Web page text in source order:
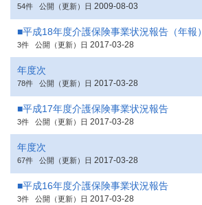
54件 公開（更新）日 2009-08-03
■平成18年度介護保険事業状況報告（年報）
3件 公開（更新）日 2017-03-28
年度次
78件 公開（更新）日 2017-03-28
■平成17年度介護保険事業状況報告
3件 公開（更新）日 2017-03-28
年度次
67件 公開（更新）日 2017-03-28
■平成16年度介護保険事業状況報告
3件 公開（更新）日 2017-03-28